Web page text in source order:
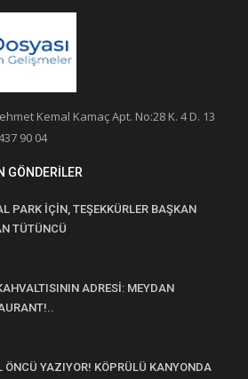
Kemal Kamaç Apt. No:28 K. 4 D. 13
90 04
GÖNDERILER
PARK İÇİN, TEŞEKKÜRLER BAŞKAN
TÜTÜNCÜ
ADRESİ: MEYDAN
ÖNCÜ YAZIYOR! KÖPRÜLÜ KANYONDA